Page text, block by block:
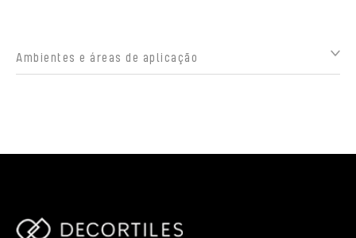
Ambientes e áreas de aplicação